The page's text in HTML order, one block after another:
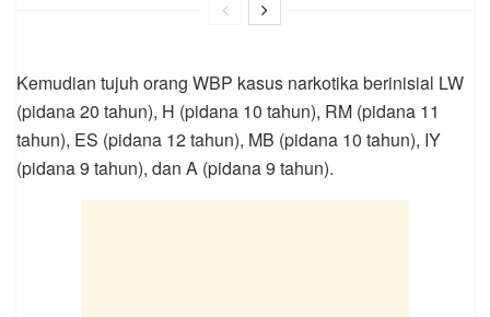
Kemudian tujuh orang WBP kasus narkotika berinisial LW
(pidana 20 tahun), H (pidana 10 tahun), RM (pidana 11
tahun), ES (pidana 12 tahun), MB (pidana 10 tahun), IY
(pidana 9 tahun), dan A (pidana 9 tahun).